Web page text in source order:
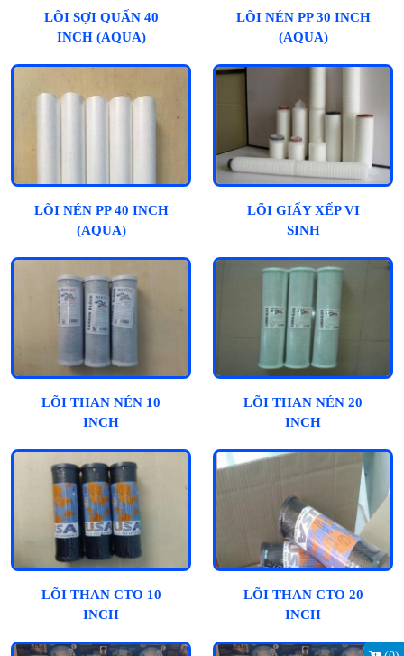
LÕI SỢI QUẤN 40
INCH (AQUA)
LÕI NÉN PP 30 INCH
(AQUA)
LÕI NÉN PP 40 INCH
(AQUA)
LÕI GIẤY XẾP VI
SINH
LÕI THAN NÉN 10
INCH
LÕI THAN NÉN 20
INCH
LÕI THAN CTO 10
INCH
LÕI THAN CTO 20
INCH